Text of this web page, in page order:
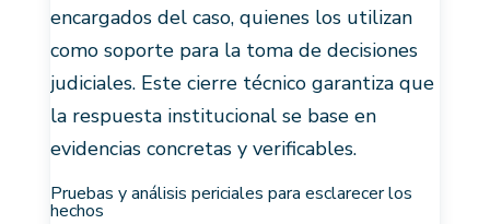
encargados del caso, quienes los utilizan
como soporte para la toma de decisiones
judiciales. Este cierre técnico garantiza que
la respuesta institucional se base en
evidencias concretas y verificables.
Pruebas y análisis periciales para esclarecer los
hechos